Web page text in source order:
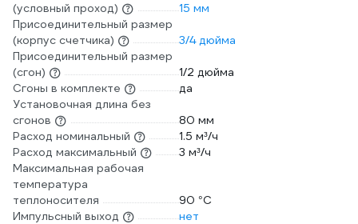
(условный проход)
15 мм
Присоединительный размер
(корпус счетчика)
3/4 дюйма
Присоединительный размер
(сгон)
1/2 дюйма
Сгоны в комплекте
да
Установочная длина без
сгонов
80 мм
Расход номинальный
1.5 м³/ч
Расход максимальный
3 м³/ч
Максимальная рабочая
температура
теплоносителя
90 °С
Импульсный выход
нет